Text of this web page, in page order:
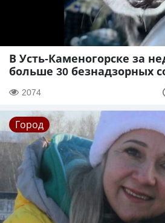
В Усть-Каменогорске за
больше 30 безнадзорных
2074
Город